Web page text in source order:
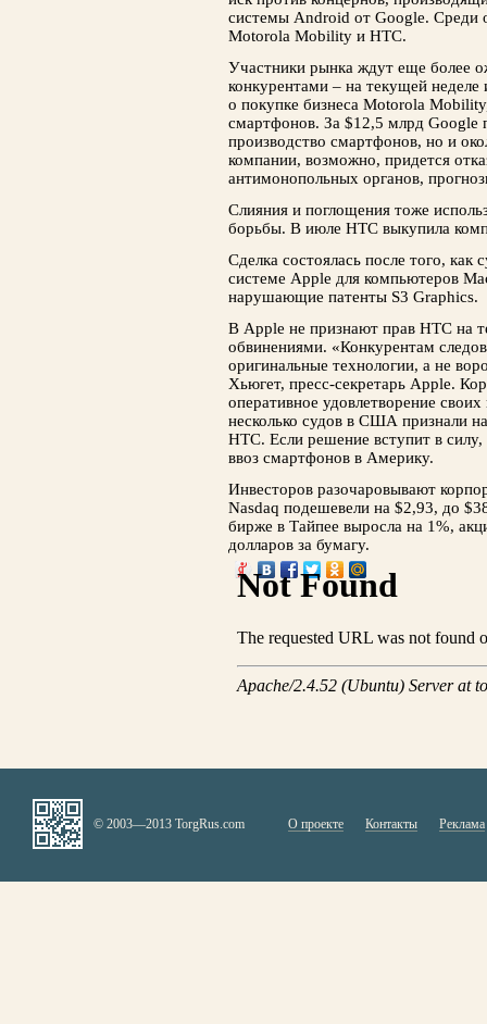
системы Android от Google. Среди
Motorola Mobility и HTC.
Участники рынка ждут еще более
конкурентами – на текущей
о покупке бизнеса Motorola
смартфонов. За $12,5 млрд Google
производство смартфонов, но и
компании, возможно, придется
антимонопольных органов,
Слияния и поглощения тоже
борьбы. В июле HTC выкупила
Сделка состоялась после того,
системе Apple для компьютеров
нарушающие патенты S3 Graphics.
В Apple не признают прав HTC на
обвинениями. «Конкурентам
оригинальные технологии, а не
Хьюгет, пресс-секретарь Apple.
оперативное удовлетворение
несколько судов в США признали
HTC. Если решение вступит в силу,
ввоз смартфонов в Америку.
Инвесторов разочаровывают
Nasdaq подешевели на $2,93, до
бирже в Тайпее выросла на 1%,
долларов за бумагу.
© 2003—2013 TorgRus.com О проекте Контакты Реклама